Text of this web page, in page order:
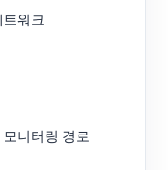
워크
니터링 경로